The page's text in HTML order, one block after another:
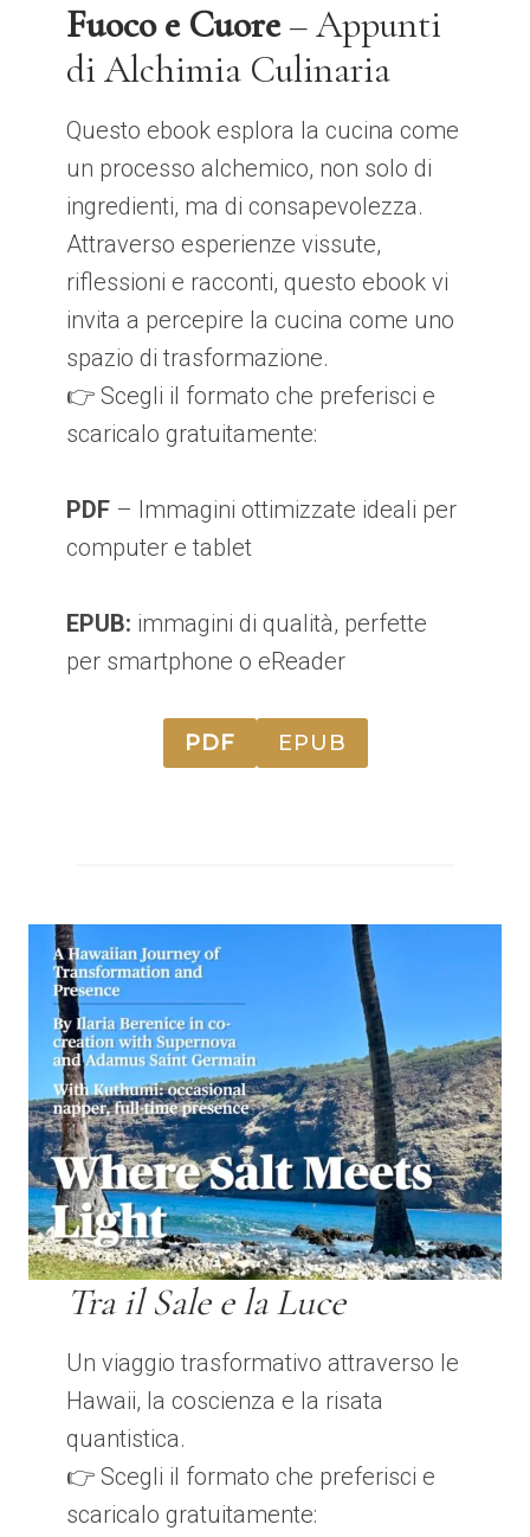
Fuoco e Cuore– Appunti
di Alchimia Culinaria
Questo ebook esplora la cucina come
un processo alchemico, non solo di
ingredienti, ma di consapevolezza.
Attraverso esperienze vissute,
riflessioni e racconti, questo ebook vi
invita a percepire la cucina come uno
spazio di trasformazione.
👉 Scegli il formato che preferisci e
scaricalo gratuitamente:
PDF – Immagini ottimizzate ideali per
computer e tablet
EPUB: immagini di qualità, perfette
per smartphone o eReader
PDF EPUB
Tra il Sale e la Luce
Un viaggio trasformativo attraverso le
Hawaii, la coscienza e la risata
quantistica.
👉 Scegli il formato che preferisci e
scaricalo gratuitamente: